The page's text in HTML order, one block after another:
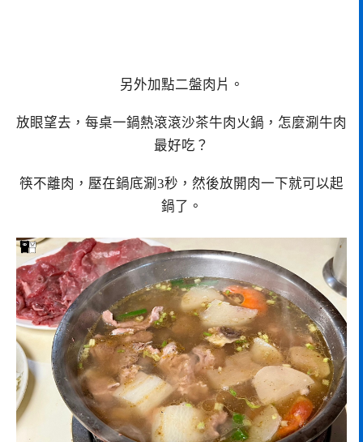
另外加點二盤肉片。
放眼望去，每桌一鍋熱滾滾沙茶牛肉火鍋，怎麼涮牛肉
最好吃？
筷不離肉，壓在鍋底涮3秒，然後放開肉一下就可以起
鍋了。